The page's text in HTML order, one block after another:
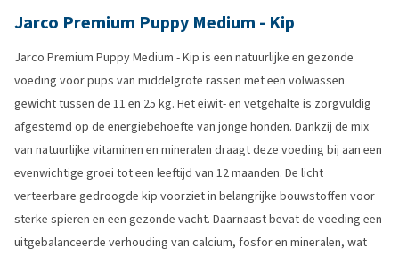
Jarco Premium Puppy Medium - Kip
Jarco Premium Puppy Medium - Kip is een natuurlijke en gezonde
voeding voor pups van middelgrote rassen met een volwassen
gewicht tussen de 11 en 25 kg. Het eiwit- en vetgehalte is zorgvuldig
afgestemd op de energiebehoefte van jonge honden. Dankzij de mix
van natuurlijke vitaminen en mineralen draagt deze voeding bij aan een
evenwichtige groei tot een leeftijd van 12 maanden. De licht
verteerbare gedroogde kip voorziet in belangrijke bouwstoffen voor
sterke spieren en een gezonde vacht. Daarnaast bevat de voeding een
uitgebalanceerde verhouding van calcium, fosfor en mineralen, wat